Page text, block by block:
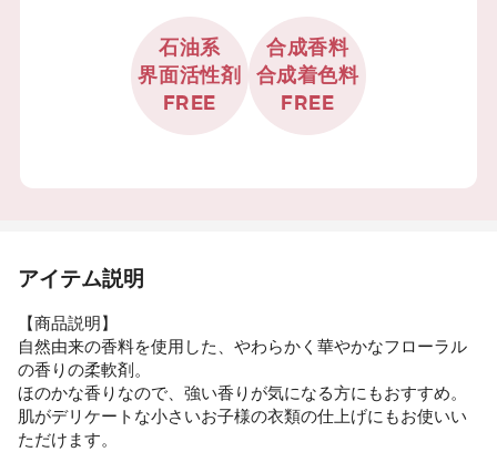
石油系
界面活性剤
FREE
合成香料
合成着色料
FREE
アイテム説明
【商品説明】
自然由来の香料を使用した、やわらかく華やかなフローラル
の香りの柔軟剤。
ほのかな香りなので、強い香りが気になる方にもおすすめ。
肌がデリケートな小さいお子様の衣類の仕上げにもお使いい
ただけます。